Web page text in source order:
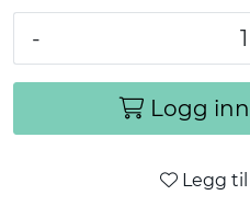
-
Logg
Legg